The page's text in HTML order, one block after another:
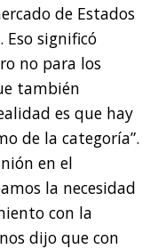
de Estados
significó
no para los
también
es que hay
de la categoría”.
en el
la necesidad
con la
dijo que con